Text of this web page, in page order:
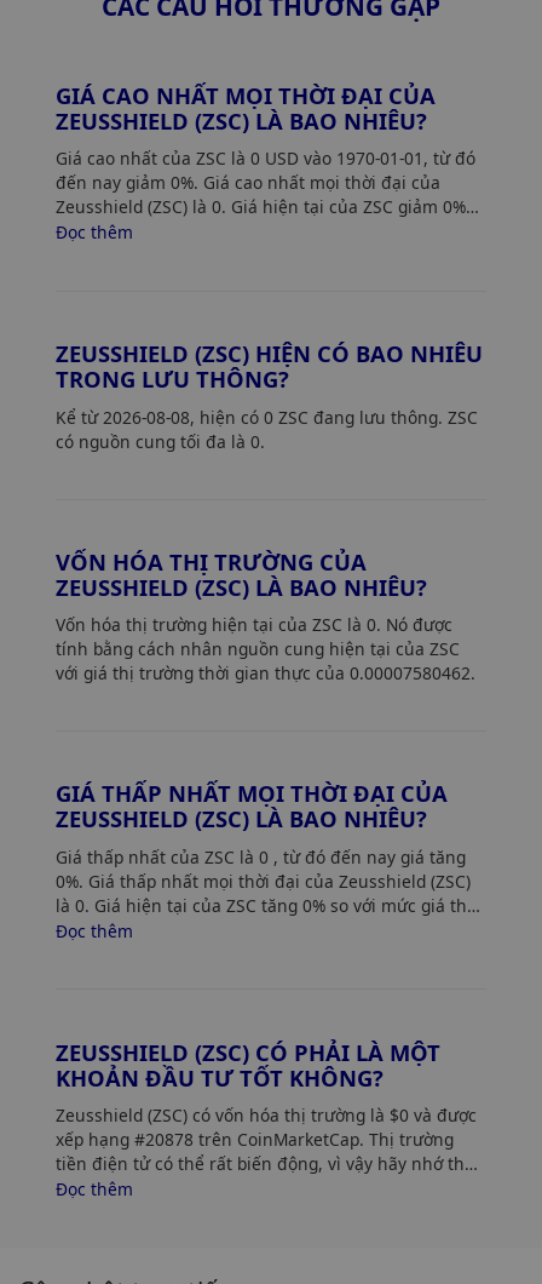
GIÁ CAO NHẤT MỌI THỜI ĐẠI CỦA
ZEUSSHIELD (ZSC) LÀ BAO NHIÊU?
Giá cao nhất của ZSC là 0 USD vào 1970-01-01, từ đó
đến nay giảm 0%. Giá cao nhất mọi thời đại của
Zeusshield (ZSC) là 0. Giá hiện tại của ZSC giảm 0%
so với mức giá cao nhất của nó.
Đọc thêm
ZEUSSHIELD (ZSC) HIỆN CÓ BAO NHIÊU
TRONG LƯU THÔNG?
Kể từ 2026-08-08, hiện có 0 ZSC đang lưu thông. ZSC
có nguồn cung tối đa là 0.
VỐN HÓA THỊ TRƯỜNG CỦA
ZEUSSHIELD (ZSC) LÀ BAO NHIÊU?
Vốn hóa thị trường hiện tại của ZSC là 0. Nó được
tính bằng cách nhân nguồn cung hiện tại của ZSC
với giá thị trường thời gian thực của 0.00007580462.
GIÁ THẤP NHẤT MỌI THỜI ĐẠI CỦA
ZEUSSHIELD (ZSC) LÀ BAO NHIÊU?
Giá thấp nhất của ZSC là 0 , từ đó đến nay giá tăng
0%. Giá thấp nhất mọi thời đại của Zeusshield (ZSC)
là 0. Giá hiện tại của ZSC tăng 0% so với mức giá thấp
nhất của nó.
Đọc thêm
ZEUSSHIELD (ZSC) CÓ PHẢI LÀ MỘT
KHOẢN ĐẦU TƯ TỐT KHÔNG?
Zeusshield (ZSC) có vốn hóa thị trường là $0 và được
xếp hạng #20878 trên CoinMarketCap. Thị trường
tiền điện tử có thể rất biến động, vì vậy hãy nhớ thực
hiện nghiên cứu của riêng bạn (DYOR) và đánh giá
Đọc thêm